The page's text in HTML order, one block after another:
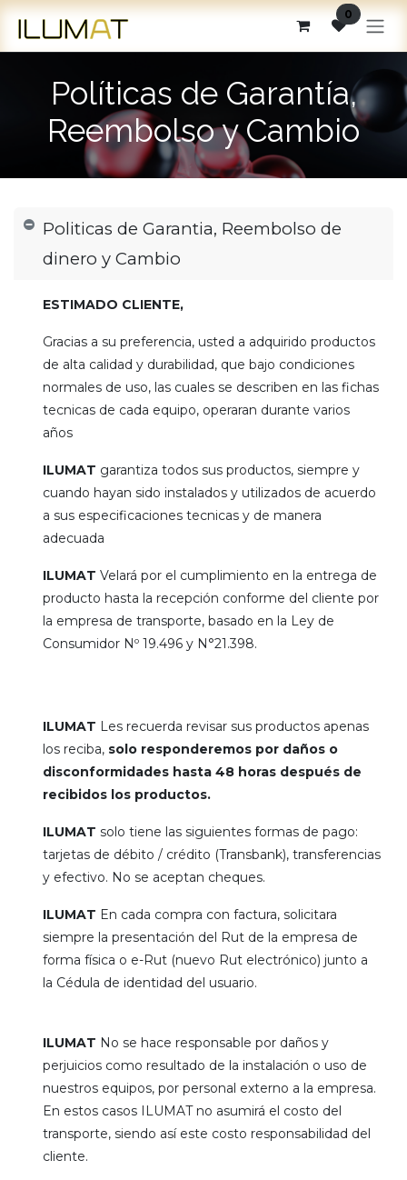
Ir al contenido 0
Políticas de Garantía,
Reembolso y Cambio
Politicas de Garantia, Reembolso de
dinero y Cambio
ESTIMADO CLIENTE,
Gracias a su preferencia, usted a adquirido productos
de alta calidad y durabilidad, que bajo condiciones
normales de uso, las cuales se describen en las fichas
tecnicas de cada equipo, operaran durante varios
años
ILUMAT garantiza todos sus productos, siempre y
cuando hayan sido instalados y utilizados de acuerdo
a sus especificaciones tecnicas y de manera
adecuada
ILUMAT Velará por el cumplimiento en la entrega de
producto hasta la recepción conforme del cliente por
la empresa de transporte, basado en la Ley de
Consumidor Nº 19.496 y N°21.398.
ILUMAT Les recuerda revisar sus productos apenas
los reciba,solo responderemos por daños o
disconformidades hasta 48 horas después de
recibidos los productos.
ILUMAT solo tiene las siguientes formas de pago:
tarjetas de débito / crédito (Transbank), transferencias
y efectivo. No se aceptan cheques.
ILUMAT En cada compra con factura, solicitara
siempre la presentación del Rut de la empresa de
forma física o e-Rut (nuevo Rut electrónico) junto a
la Cédula de identidad del usuario.
ILUMAT No se hace responsable por daños y
perjuicios como resultado de la instalación o uso de
nuestros equipos, por personal externo a la empresa.
En estos casos ILUMAT no asumirá el costo del
transporte, siendo así este costo responsabilidad del
cliente.